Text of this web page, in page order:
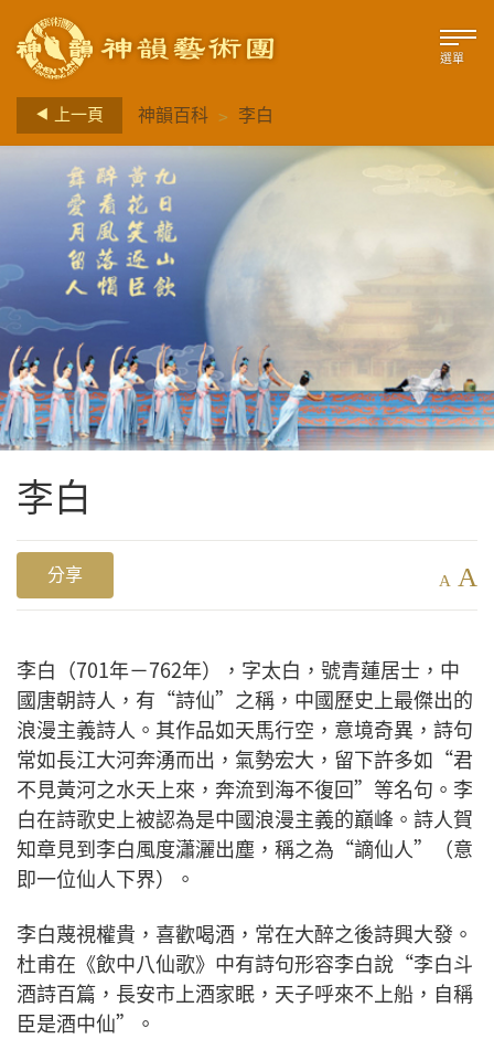
選單
上一頁 神韻百科 > 李白
李白
分享 A A
李白（701年－762年），字太白，號青蓮居士，中
國唐朝詩人，有“詩仙”之稱，中國歷史上最傑出的
浪漫主義詩人。其作品如天馬行空，意境奇異，詩句
常如長江大河奔湧而出，氣勢宏大，留下許多如“君
不見黃河之水天上來，奔流到海不復回”等名句。李
白在詩歌史上被認為是中國浪漫主義的巔峰。詩人賀
知章見到李白風度瀟灑出塵，稱之為“謫仙人”（意
即一位仙人下界）。
李白蔑視權貴，喜歡喝酒，常在大醉之後詩興大發。
杜甫在《飲中八仙歌》中有詩句形容李白說“李白斗
酒詩百篇，長安市上酒家眠，天子呼來不上船，自稱
臣是酒中仙”。